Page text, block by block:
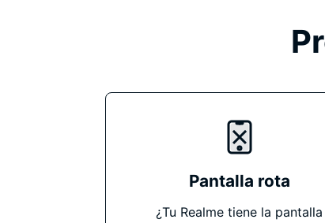
Pantalla rota
¿Tu Realme tiene la pantalla